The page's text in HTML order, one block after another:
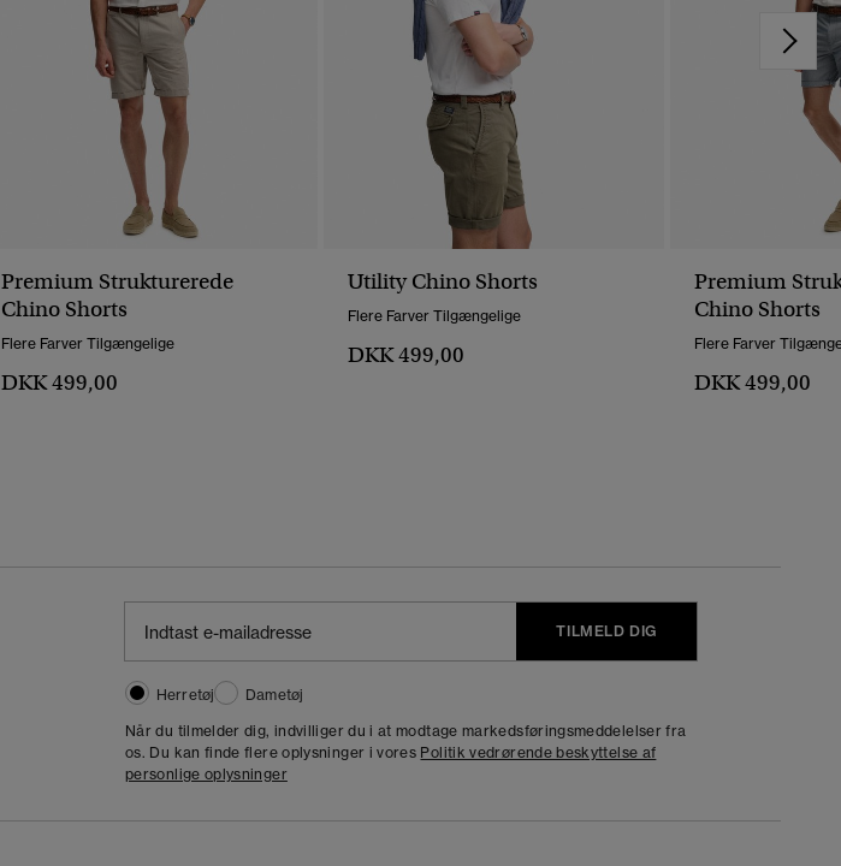
Premium Strukturerede
Chino Shorts
Flere Farver Tilgængelige
DKK 499,00
Utility Chino Shorts
Flere Farver Tilgængelige
DKK 499,00
Premium
Chino Shorts
Flere Farver
DKK 499,00
TILMELD DIG
Herretøj
Dametøj
Når du tilmelder dig, indvilliger du i at modtage markedsføringsmeddelelser fra
os. Du kan finde flere oplysninger i vores Politik vedrørende beskyttelse af
personlige oplysninger